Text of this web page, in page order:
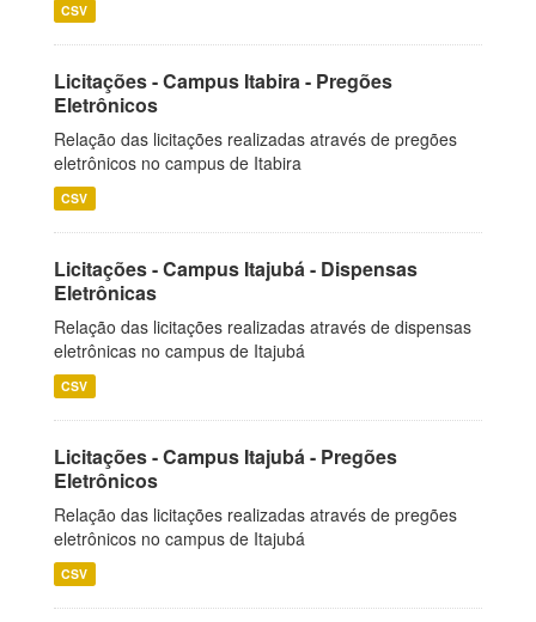
CSV
Licitações - Campus Itabira - Pregões
Eletrônicos
Relação das licitações realizadas através de pregões
eletrônicos no campus de Itabira
CSV
Licitações - Campus Itajubá - Dispensas
Eletrônicas
Relação das licitações realizadas através de dispensas
eletrônicas no campus de Itajubá
CSV
Licitações - Campus Itajubá - Pregões
Eletrônicos
Relação das licitações realizadas através de pregões
eletrônicos no campus de Itajubá
CSV